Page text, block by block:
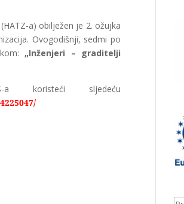
a) obilježen je 2. ožujka
Ovogodišnji, sedmi po
„Inženjeri – graditelji
koristeći sljedeću